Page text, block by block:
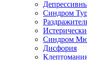
Синдром
Синдром
Дисфория